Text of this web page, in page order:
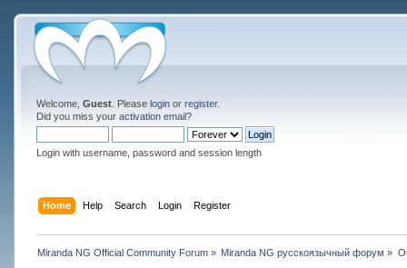
Welcome, Guest. Please loginor register.
Did you miss your activation email?
Login with username, password and session length
Home Help Search Login Register
Miranda NG Official Community Forum» Miranda NG русскоязычный форум »